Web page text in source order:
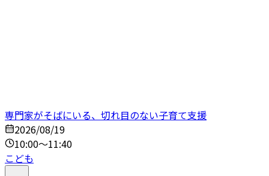
専門家がそばにいる、切れ目のない子育て支援
2026/08/19
10:00～11:40
こども